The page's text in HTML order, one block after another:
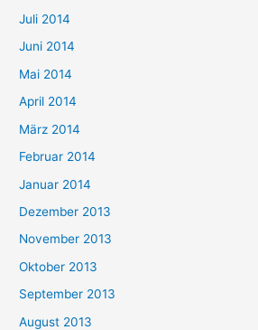
Juli 2014
Juni 2014
Mai 2014
April 2014
März 2014
Februar 2014
Januar 2014
Dezember 2013
November 2013
Oktober 2013
September 2013
August 2013